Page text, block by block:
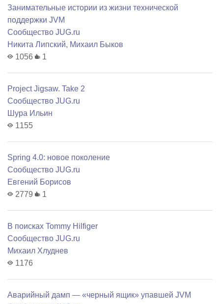
Занимательные истории из жизни технической
поддержки JVM
Сообщество JUG.ru
Никита Липский, Михаил Быков
1056
1
Project Jigsaw. Take 2
Сообщество JUG.ru
Шура Ильин
1155
Spring 4.0: новое поколение
Сообщество JUG.ru
Евгений Борисов
2779
1
В поисках Tommy Hilfiger
Сообщество JUG.ru
Михаил Хлуднев
1176
Аварийный дамп — «черный ящик» упавшей JVM